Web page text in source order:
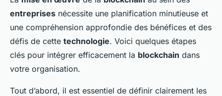
entreprises nécessite une planification minutieuse et
une compréhension approfondie des bénéfices et des
défis de cette technologie. Voici quelques étapes
clés pour intégrer efficacement la blockchain dans
votre organisation.
Tout d’abord, il est essentiel de définir clairement les